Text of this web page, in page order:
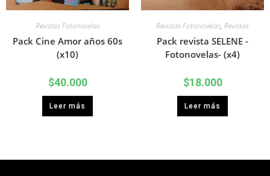
Revistas Fotonovelas
Pack Cine Amor años 60s
(x10)
$40.000
Leer más
Revistas Fotonovelas, Revistas
Pack revista SELENE -
Fotonovelas- (x4)
$18.000
Leer más